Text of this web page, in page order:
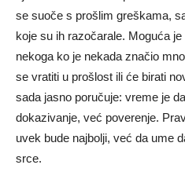
se suoče s prošlim greškama,
koje su ih razočarale. Moguća
nekoga ko je nekada značio
se vratiti u prošlost ili će birati
sada jasno poručuje: vreme je
dokazivanje, već poverenje.
uvek bude najbolji, već da ume
srce.